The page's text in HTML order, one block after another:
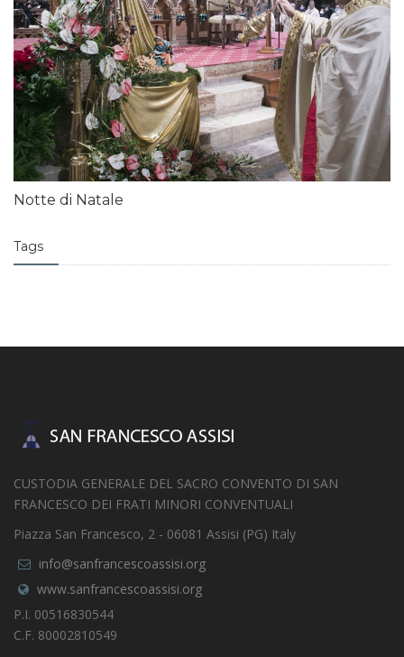
Notte di Natale
Tags
CUSTODIA GENERALE DEL SACRO CONVENTO DI SAN
FRANCESCO DEI FRATI MINORI CONVENTUALI
Piazza San Francesco, 2 - 06081 Assisi (PG) Italy
info@sanfrancescoassisi.org
www.sanfrancescoassisi.org
P.I. 00516830544
C.F. 80002810549